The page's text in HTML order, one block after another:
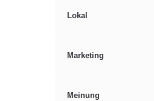
Lokal
Marketing
Meinung